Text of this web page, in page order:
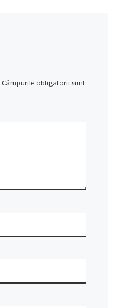
Câmpurile obligatorii sunt